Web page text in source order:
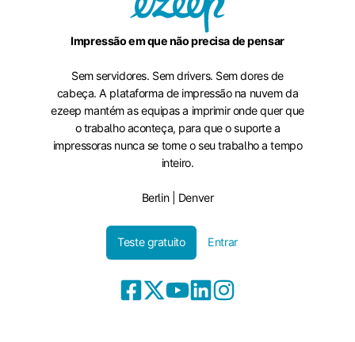
Impressão em que não precisa de pensar
Sem servidores. Sem drivers. Sem dores de
cabeça. A plataforma de impressão na nuvem da
ezeep mantém as equipas a imprimir onde quer que
o trabalho aconteça, para que o suporte a
impressoras nunca se torne o seu trabalho a tempo
inteiro.
Berlin | Denver
Teste gratuito Entrar